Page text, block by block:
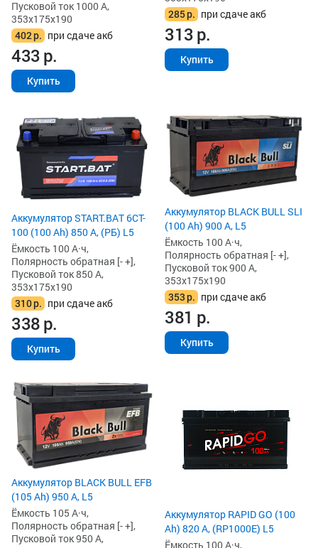
Пусковой ток 1000 А,
353x175x190
402р. при сдаче акб
433р.
Купить
285р. при сдаче акб
313р.
Купить
Аккумулятор START.BAT 6CT-
100 (100 Ah) 850 А, (РБ) L5
Ёмкость 100 А·ч,
Полярность обратная [- +],
Пусковой ток 850 А,
353x175x190
310р. при сдаче акб
338р.
Купить
Аккумулятор BLACK BULL SLI
(100 Ah) 900 А, L5
Ёмкость 100 А·ч,
Полярность обратная [- +],
Пусковой ток 900 А,
353x175x190
353р. при сдаче акб
381 р.
Купить
Аккумулятор BLACK BULL EFB
(105 Ah) 950 А, L5
Ёмкость 105 А·ч,
Полярность обратная [- +],
Пусковой ток 950 А,
Аккумулятор RAPID GO (100
Ah) 820 А, (RP1000E) L5
Ёмкость 100 А·ч,